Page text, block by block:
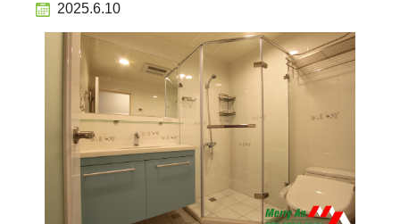
2025.6.10